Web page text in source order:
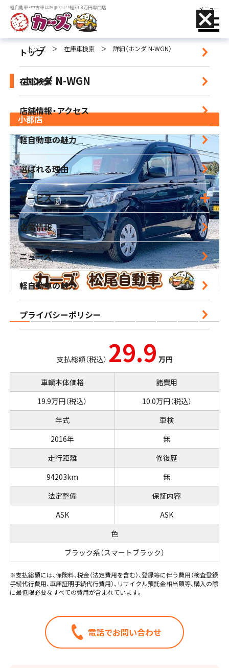
軽自動車・中古車はおまかせ！軽39.8万円専門店 メニュー
トップ
在庫検索
店舗情報・アクセス
軽自動車の魅力
選ばれる理由
サービス
企業情報
ニュース
軽自動車の魅力
プライバシーポリシー
店舗名をタップすることで、
小郡店
営業時間｜9:30-18:30 定休日｜毎週水曜日
朝倉店
営業時間｜10:00-17:00 定休日｜毎週水曜日
宮崎店
営業時間｜10:00-18:30 定休日｜毎週水曜日
鹿児島店
営業時間｜10:00-16:00 定休日｜毎週水曜日
トップ＞ 在庫車検索＞ 詳細（ホンダ N-WGN）
ホンダ N-WGN
小郡店
支払総額（税込） 29.9 万円
車輌本体価格
19.9万円（税込）
年式
2016年
走行距離
94203km
法定整備
ASK
諸費用
10.0万円（税込）
車検
無
修復歴
無
保証内容
ASK
色
ブラック系（スマートブラック）
※支払総額には、保険料、税金（法定費用を含む）、登録等に伴う費用（検査登録
手続代行費用、車庫証明手続代行費用）、リサイクル預託金相当額等、購入の際
に最低限必要なすべての費用が含まれています。
電話でお問い合わせ